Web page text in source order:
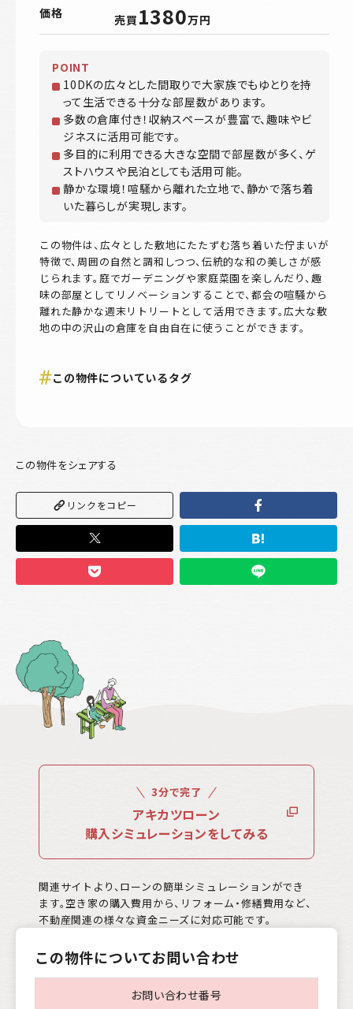
価格
売買 1380万円
POINT
10DKの広々とした間取りで大家族でもゆとりを持
って生活できる十分な部屋数があります。
多数の倉庫付き！収納スペースが豊富で、趣味やビ
ジネスに活用可能です。
多目的に利用できる大きな空間で部屋数が多く、ゲ
ストハウスや民泊としても活用可能。
静かな環境！喧騒から離れた立地で、静かで落ち着
いた暮らしが実現します。
この物件は、広々とした敷地にたたずむ落ち着いた佇まいが
特徴で、周囲の自然と調和しつつ、伝統的な和の美しさが感
じられます。庭でガーデニングや家庭菜園を楽しんだり、趣
味の部屋としてリノベーションすることで、都会の喧騒から
離れた静かな週末リトリートとして活用できます。広大な敷
地の中の沢山の倉庫を自由自在に使うことができます。
この物件についているタグ
この物件をシェアする
リンクをコピー
3分で完了
アキカツローン
購入シミュレーションをしてみる
関連サイトより、ローンの簡単シミュレーションができ
ます。空き家の購入費用から、リフォーム・修繕費用など、
不動産関連の様々な資金ニーズに対応可能です。
この物件についてお問い合わせ
お問い合わせ番号